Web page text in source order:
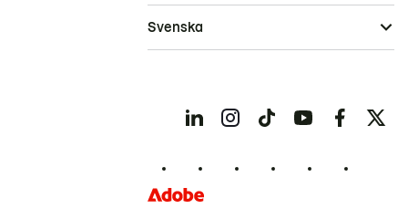
Svenska